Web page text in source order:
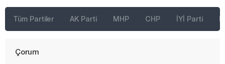
Tüm Partiler AK Parti MHP CHP İYİ Parti
Çankırı
Çorum